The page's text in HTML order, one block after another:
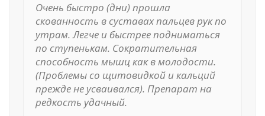
Очень быстро (дни) прошла
скованность в суставах пальцев рук по
утрам. Легче и быстрее подниматься
по ступенькам. Сократительная
способность мышц как в молодости.
(Проблемы со щитовидкой и кальций
прежде не усваивался). Препарат на
редкость удачный.